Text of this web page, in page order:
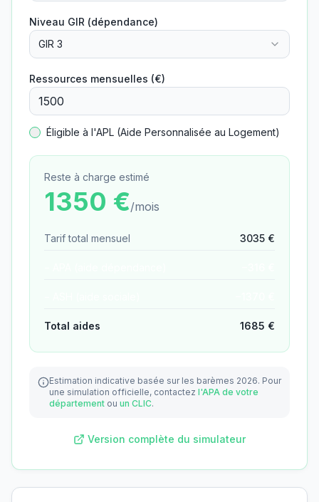
Niveau GIR (dépendance)
GIR 3
Ressources mensuelles (€)
Éligible à l'APL (Aide Personnalisée au Logement)
Reste à charge estimé
1350 €/mois
Tarif total mensuel 3035 €
Total aides 1685 €
Estimation indicative basée sur les barèmes 2026. Pour
une simulation officielle, contactez l'APA de votre
département ou un CLIC.
Version complète du simulateur